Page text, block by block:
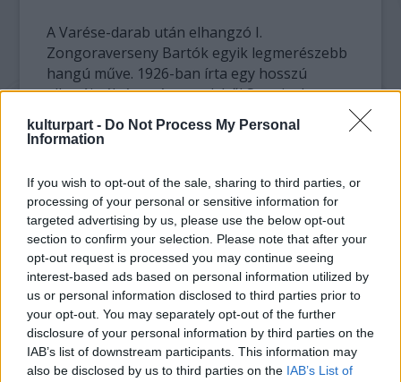
kulturpart - Do Not Process My Personal
Information
If you wish to opt-out of the sale, sharing to third parties, or
processing of your personal or sensitive information for
targeted advertising by us, please use the below opt-out
section to confirm your selection. Please note that after your
opt-out request is processed you may continue seeing
interest-based ads based on personal information utilized by
us or personal information disclosed to third parties prior to
your opt-out. You may separately opt-out of the further
disclosure of your personal information by third parties on the
IAB’s list of downstream participants. This information may
also be disclosed by us to third parties on the IAB’s List of
A Varése-darab után elhangzó I.
Zongoraverseny Bartók egyik legmerészebb
hangú műve. 1926-ban írta egy hosszú
alkotói válság után, amelyből Stravinsky
budapesti látogatása lendítette ki.
zenetörténészek az 1913-as esztendőt.
Március végén Bécsben verekedés tört ki a
Schönberg-kör hangversenyén, nagyjából
ugyanebben az időben rendkívül
ellenségesen fogadta a publikum nálunk az
új magyar zenét bemutató hangversenyeket.
A legnagyobb skandalum azonban Párizshoz
kötődik, az Orosz balett társulatának május
29-i, a korábban több művével is nagy
sikereket elért Stravinsky által komponált